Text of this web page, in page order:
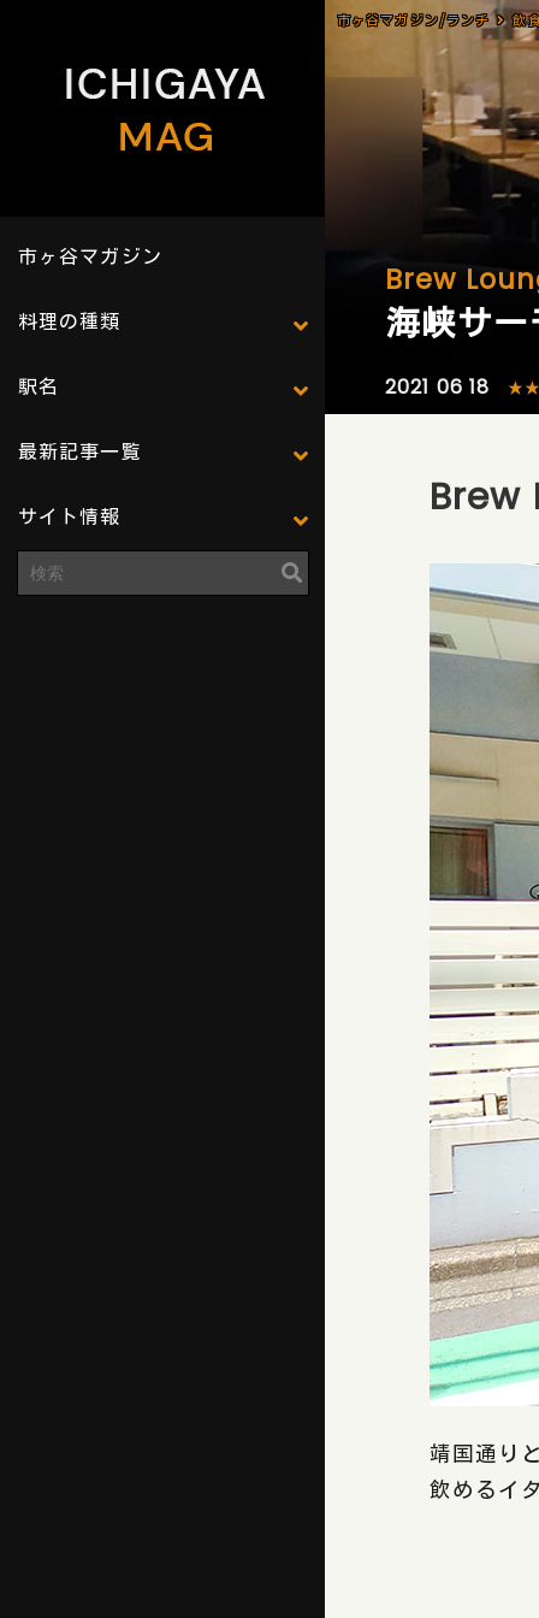
市ヶ谷マガジン
料理の種類
駅名
最新記事一覧
サイト情報
市ヶ谷マガジン/ランチ 飲
Brew
海峡サ
2021 06 18
Brew
靖国通り
飲めるイ